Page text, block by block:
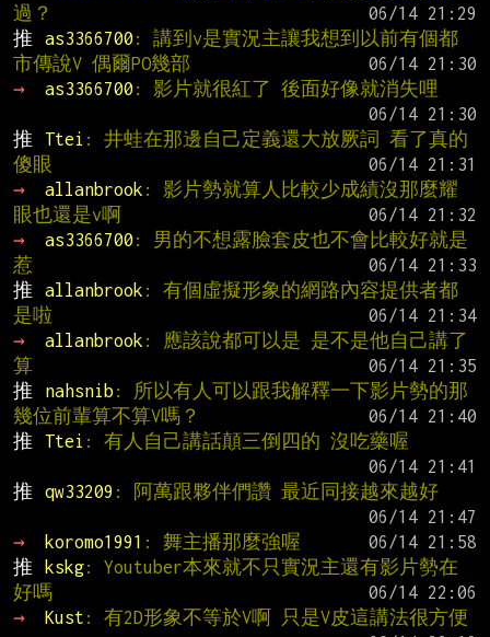
過？
推
as3366700 : 講到v是實況主讓我想到以前有個都
市傳說V 偶爾PO幾部
→
as3366700 : 影片就很紅了 後面好像就消失哩
推
Ttei : 井蛙在那邊自己定義還大放厥詞 看了真的
傻眼
→
allanbrook : 影片勢就算人比較少成績沒那麼耀
眼也還是v啊
→
as3366700 : 男的不想露臉套皮也不會比較好就是
惹
推
allanbrook : 有個虛擬形象的網路內容提供者都
是啦
→
allanbrook : 應該說都可以是 是不是他自己講了
算
推
nahsnib : 所以有人可以跟我解釋一下影片勢的那
幾位前輩算不算V嗎？
推
Ttei : 有人自己講話顛三倒四的 沒吃藥喔
推
qw33209 : 阿萬跟夥伴們讚 最近同接越來越好
→
koromo1991 : 舞主播那麼強喔
推
kskg: Youtuber本來就不只實況主還有影片勢在
好嗎
→
Kust : 有2D形象不等於V啊 只是V皮這講法很方便